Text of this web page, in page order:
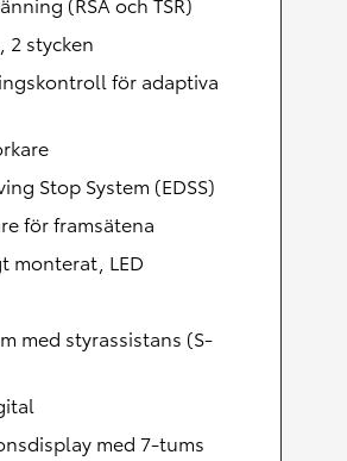
2 stycken
för adaptiva
Stop System (EDSS)
för framsätena
monterat, LED
med styrassistans (S-
med 7-tums